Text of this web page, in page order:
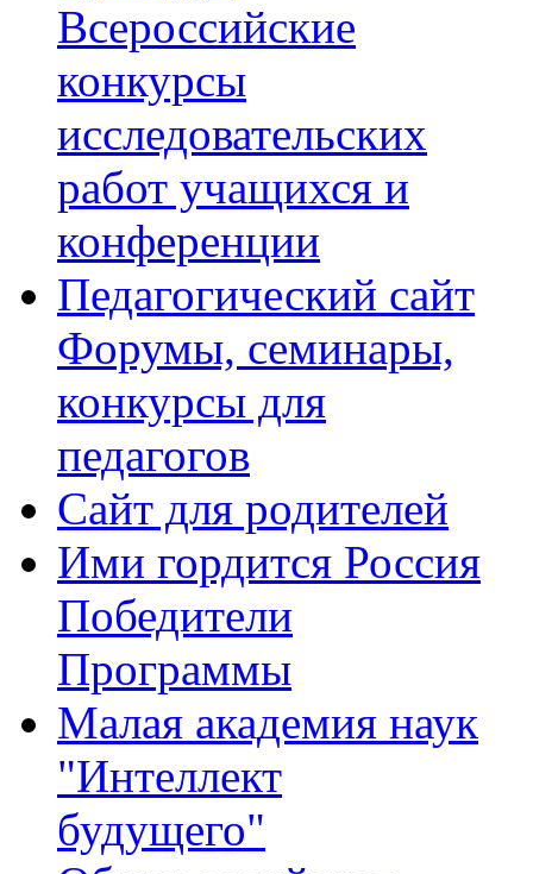
Всероссийские
конкурсы
исследовательских
работ учащихся и
конференции
Педагогический сайт
Форумы, семинары,
конкурсы для
педагогов
Сайт для родителей
Ими гордится Россия
Победители
Программы
Малая академия наук
"Интеллект
будущего"